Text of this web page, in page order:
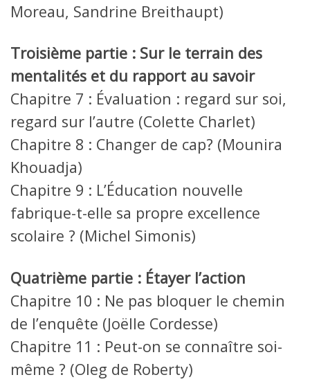
Moreau, Sandrine Breithaupt)
Troisième partie : Sur le terrain des
mentalités et du rapport au savoir
Chapitre 7 : Évaluation : regard sur soi,
regard sur l’autre (Colette Charlet)
Chapitre 8 : Changer de cap? (Mounira
Khouadja)
Chapitre 9 : L’Éducation nouvelle
fabrique-t-elle sa propre excellence
scolaire ? (Michel Simonis)
Quatrième partie : Étayer l’action
Chapitre 10 : Ne pas bloquer le chemin
de l’enquête (Joëlle Cordesse)
Chapitre 11 : Peut-on se connaître soi-
même ? (Oleg de Roberty)